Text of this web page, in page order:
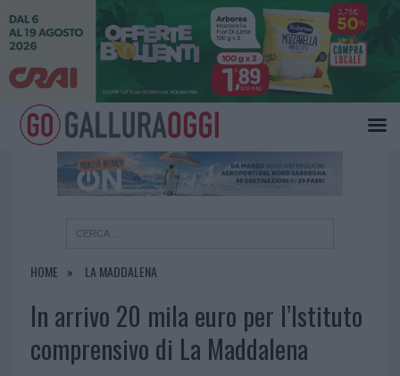
HOME LA MADDALENA
In arrivo 20 mila euro per l’Istituto
comprensivo di La Maddalena
×